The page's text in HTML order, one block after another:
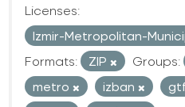
Licenses:
Izmir-Metropolitan-
Formats:
ZIP Groups:
metro
izban